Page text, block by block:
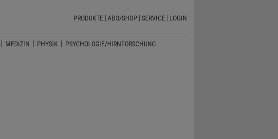
PRODUKTE ABO/SHOP SERVICE LOGIN
MEDIZIN PHYSIK PSYCHOLOGIE/HIRNFORSCHUNG